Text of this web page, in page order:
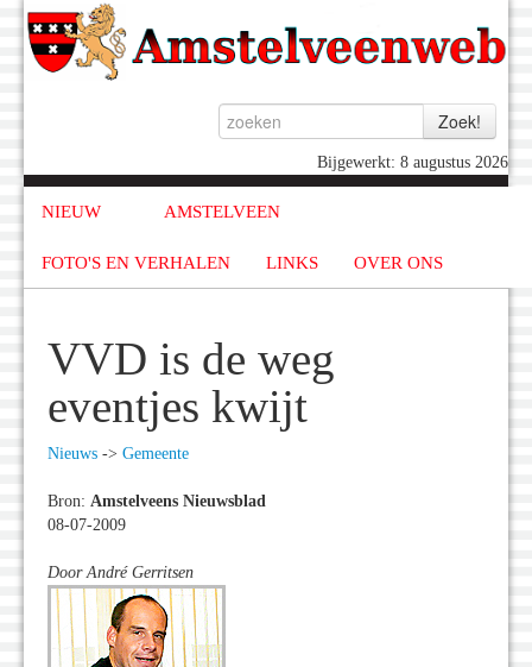
Bijgewerkt: 8 augustus 2026
NIEUW AMSTELVEEN
FOTO'S EN VERHALEN LINKS OVER ONS
VVD is de weg
eventjes kwijt
Nieuws -> Gemeente
Bron: Amstelveens Nieuwsblad
08-07-2009
Door André Gerritsen